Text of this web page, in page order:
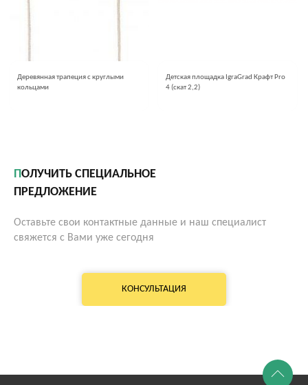
Деревянная трапеция с круглыми
кольцами
Детская площадка IgraGrad Крафт Pro
4 (скат 2,2)
ПОЛУЧИТЬ СПЕЦИАЛЬНОЕ
ПРЕДЛОЖЕНИЕ
Оставьте свои контактные данные и наш специалист
свяжется с Вами уже сегодня
КОНСУЛЬТАЦИЯ